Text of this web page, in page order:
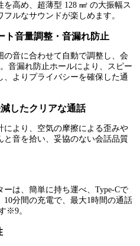
高め、超薄型 128 ㎟ の大振幅ス
ルなサウンドが楽しめます。
ト音量調整・音漏れ防止
音に合わせて自動で調整し、会
音漏れ防止ホールにより、スピー
よりプライバシーを確保した通
したクリアな通話
より、空気の摩擦による歪みや
音を拾い、妥協のない会話品質
は、簡単に持ち運べ、Type-Cで
分間の充電で、最大1時間の通話
※9。